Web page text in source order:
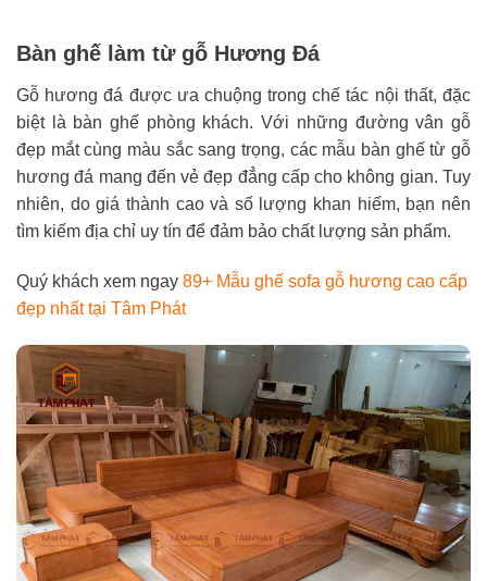
Bàn ghế làm từ gỗ Hương Đá
Gỗ hương đá được ưa chuộng trong chế tác nội thất, đặc
biệt là bàn ghế phòng khách. Với những đường vân gỗ
đẹp mắt cùng màu sắc sang trọng, các mẫu bàn ghế từ gỗ
hương đá mang đến vẻ đẹp đẳng cấp cho không gian. Tuy
nhiên, do giá thành cao và số lượng khan hiếm, bạn nên
tìm kiếm địa chỉ uy tín để đảm bảo chất lượng sản phẩm.
Quý khách xem ngay 89+ Mẫu ghế sofa gỗ hương cao cấp
đẹp nhất tại Tâm Phát